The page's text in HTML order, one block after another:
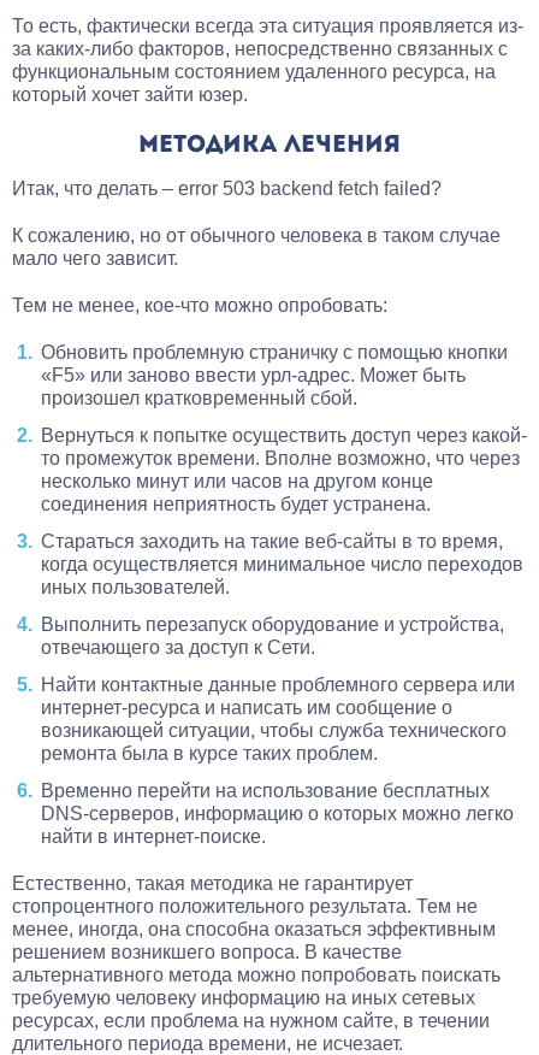
То есть, фактически всегда эта ситуация проявляется из-
за каких-либо факторов, непосредственно связанных с
функциональным состоянием удаленного ресурса, на
который хочет зайти юзер.
МЕТОДИКА ЛЕЧЕНИЯ
Итак, что делать – error 503 backend fetch failed?
К сожалению, но от обычного человека в таком случае
мало чего зависит.
Тем не менее, кое-что можно опробовать:
Обновить проблемную страничку с помощью кнопки
«F5» или заново ввести урл-адрес. Может быть
произошел кратковременный сбой.
Вернуться к попытке осуществить доступ через какой-
то промежуток времени. Вполне возможно, что через
несколько минут или часов на другом конце
соединения неприятность будет устранена.
Стараться заходить на такие веб-сайты в то время,
когда осуществляется минимальное число переходов
иных пользователей.
Выполнить перезапуск оборудование и устройства,
отвечающего за доступ к Сети.
Найти контактные данные проблемного сервера или
интернет-ресурса и написать им сообщение о
возникающей ситуации, чтобы служба технического
ремонта была в курсе таких проблем.
Временно перейти на использование бесплатных
DNS-серверов, информацию о которых можно легко
найти в интернет-поиске.
Естественно, такая методика не гарантирует
стопроцентного положительного результата. Тем не
менее, иногда, она способна оказаться эффективным
решением возникшего вопроса. В качестве
альтернативного метода можно попробовать поискать
требуемую человеку информацию на иных сетевых
ресурсах, если проблема на нужном сайте, в течении
длительного периода времени, не исчезает.